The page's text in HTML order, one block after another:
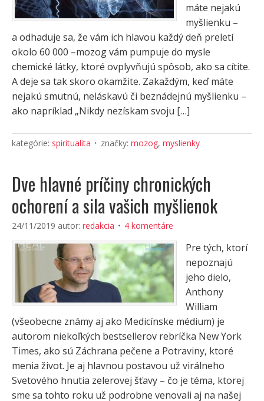
máte nejakú
myšlienku –
a odhaduje sa, že vám ich hlavou každý deň preletí
okolo 60 000 –mozog vám pumpuje do mysle
chemické látky, ktoré ovplyvňujú spôsob, ako sa cítite.
A deje sa tak skoro okamžite. Zakaždým, keď máte
nejakú smutnú, neláskavú či beznádejnú myšlienku –
ako napríklad „Nikdy nezískam svoju […]
kategórie: spiritualita značky: mozog, myslienky
Dve hlavné príčiny chronických
ochorení a sila vašich myšlienok
24/11/2019 autor: redakcia 4 komentáre
Pre tých, ktorí
nepoznajú
jeho dielo,
Anthony
William
(všeobecne známy aj ako Medicínske médium) je
autorom niekoľkých bestsellerov rebríčka New York
Times, ako sú Záchrana pečene a Potraviny, ktoré
menia život. Je aj hlavnou postavou už virálneho
Svetového hnutia zelerovej šťavy – čo je téma, ktorej
sme sa tohto roku už podrobne venovali aj na našej